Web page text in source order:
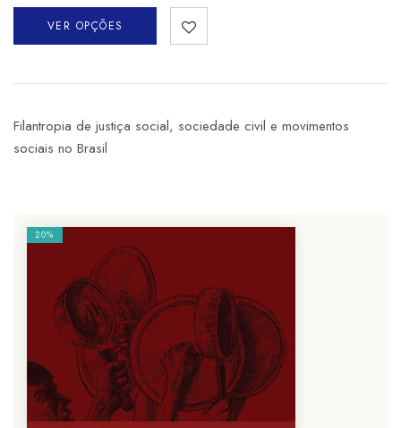
VER OPÇÕES
Filantropia de justiça social, sociedade civil e movimentos
sociais no Brasil
20%